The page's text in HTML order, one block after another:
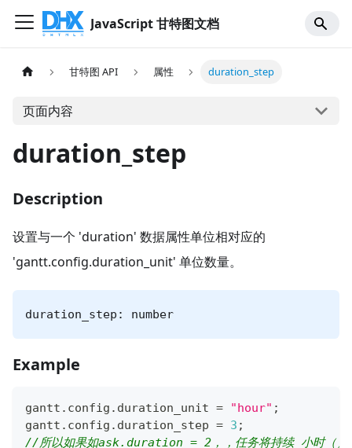
JavaScript 甘特图文档
甘特图 API 属性 duration_step
页面内容
duration_step
Description
设置与一个 'duration' 数据属性单位相对应的
'gantt.config.duration_unit' 单位数量。
duration_step: number
Example
gantt . config . duration_unit = "hour" ;
gantt . config . duration_step = 3 ;
//所以如果如ask.duration = 2，，任务将持续 小时（）